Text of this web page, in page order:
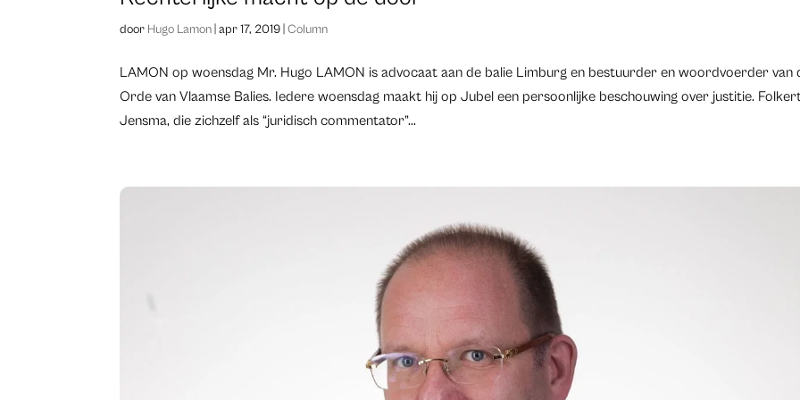
door Hugo Lamon |apr 17, 2019 |Column
LAMON op woensdag Mr. Hugo LAMON is advocaat aan de balie Limburg en bestuurder en woordvoerder van
Orde van Vlaamse Balies. Iedere woensdag maakt hij op Jubel een persoonlijke beschouwing over justitie.
Jensma, die zichzelf als “juridisch commentator”...